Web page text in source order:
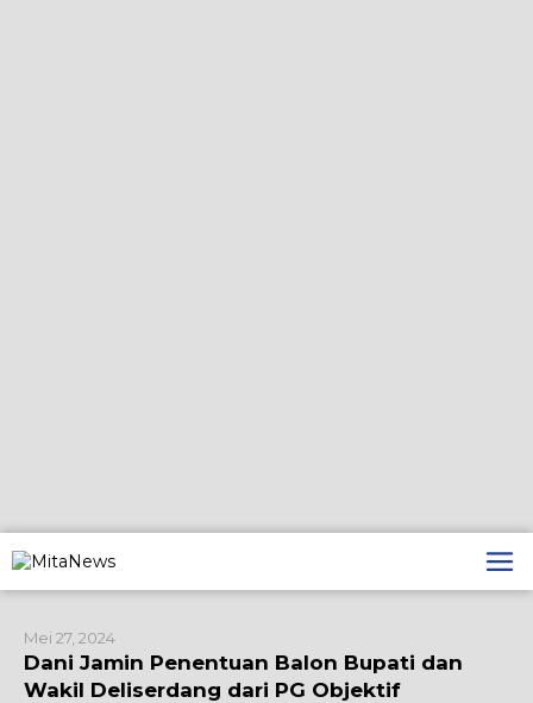
ke
konten
Mei 27, 2024
Dani Jamin Penentuan Balon Bupati dan
Wakil Deliserdang dari PG Objektif